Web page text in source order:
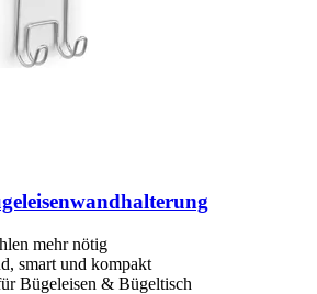
mehr nötig
smart und kompakt
Bügeleisen & Bügeltisch